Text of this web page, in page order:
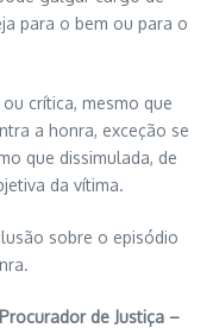
para o bem ou para o
crítica, mesmo que
a honra, exceção se
que dissimulada, de
da vítima.
sobre o episódio
de Justiça –